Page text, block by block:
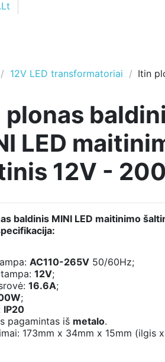
12V LED transformatoriai
Itin
plonas
LED
12V -
baldinis MINI LED maitinimo
AC110-265V50/60Hz;
12V;
16.6A;
0W;
IP20
pagamintas iš metalo.
173mm x 34mm x 15mm (ilgis